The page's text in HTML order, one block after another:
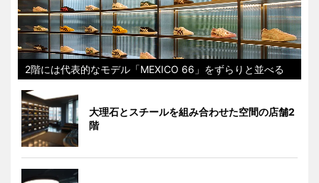
2階には代表的なモデル「MEXICO 66」をずらりと並べる
大理石とスチールを組み合わせた空間の店舗2
階